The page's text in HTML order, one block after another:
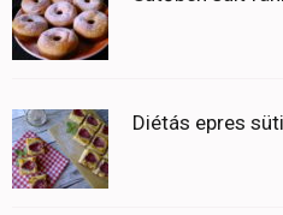
Diétás epres